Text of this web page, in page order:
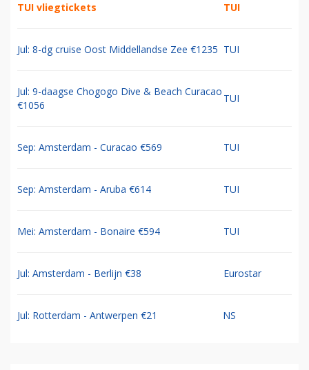
TUI vliegtickets TUI
Jul: 8-dg cruise Oost Middellandse Zee €1235 TUI
Jul: 9-daagse Chogogo Dive & Beach Curacao
€1056
TUI
Sep: Amsterdam - Curacao €569 TUI
Sep: Amsterdam - Aruba €614 TUI
Mei: Amsterdam - Bonaire €594 TUI
Jul: Amsterdam - Berlijn €38 Eurostar
Jul: Rotterdam - Antwerpen €21 NS